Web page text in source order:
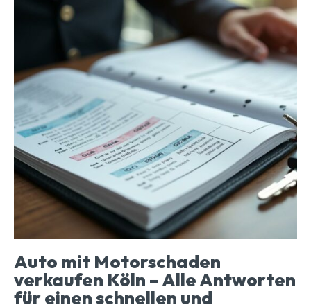
Auto mit Motorschaden
verkaufen Köln – Alle Antworten
für einen schnellen und